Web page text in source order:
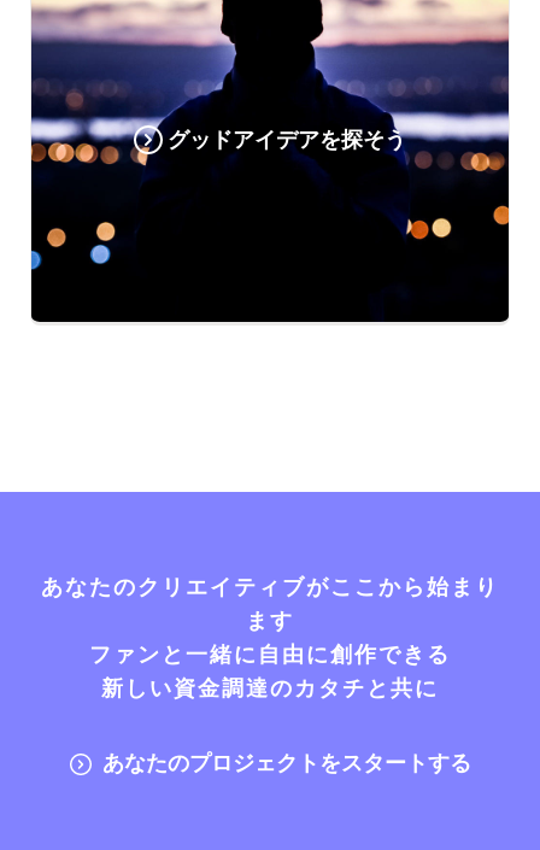
グッドアイデアを探そう
あなたのクリエイティブがここから始まり
ます
ファンと一緒に自由に創作できる
新しい資金調達のカタチと共に
あなたのプロジェクトをスタートする